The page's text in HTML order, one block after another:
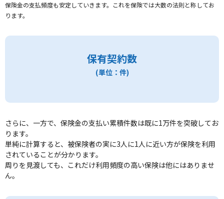
保険金の支払頻度も安定していきます。これを保険では大数の法則と称してお
ります。
保有契約数
(単位：件)
さらに、一方で、保険金の支払い累積件数は既に1万件を突破してお
ります。
単純に計算すると、被保険者の実に3人に1人に近い方が保険を利用
されていることが分かります。
周りを見渡しても、これだけ利用頻度の高い保険は他にはありませ
ん。